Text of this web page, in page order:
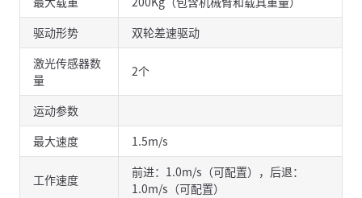
驱动形势
双轮差速驱动
激光传感器数
量
2个
运动参数
最大速度
1.5m/s
工作速度
前进：1.0m/s（可配置），后退：
1.0m/s（可配置）